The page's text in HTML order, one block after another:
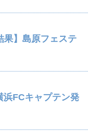
果】島原フェステ
浜FCキャプテン発